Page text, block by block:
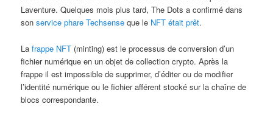
Laventure. Quelques mois plus tard, The Dots a confirmé dans
sonservice phare Techsenseque le NFT était prêt.
Lafrappe NFT (minting) est le processus de conversion d’un
fichier numérique en un objet de collection crypto. Après la
frappe il est impossible de supprimer, d’éditer ou de modifier
l’identité numérique ou le fichier afférent stocké sur la chaîne de
blocs correspondante.